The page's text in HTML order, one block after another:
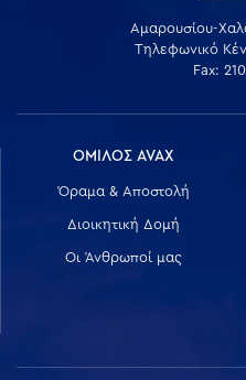
Αμαρουσίου-
Τηλεφωνικό
Fax:
ΟΜΙΛΟΣ AVAX
Όραμα & Αποστολή
Διοικητική Δομή
Οι Άνθρωποί μας